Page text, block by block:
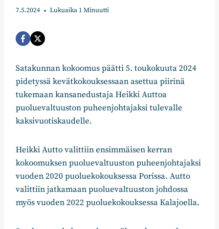
7.5.2024 Lukuaika 1 Minuutti
Satakunnan kokoomus päätti 5. toukokuuta 2024
pidetyssä kevätkokouksessaan asettua piirinä
tukemaan kansanedustaja Heikki Auttoa
puoluevaltuuston puheenjohtajaksi tulevalle
kaksivuotiskaudelle.
Heikki Autto valittiin ensimmäisen kerran
kokoomuksen puoluevaltuuston puheenjohtajaksi
vuoden 2020 puoluekokouksessa Porissa. Autto
valittiin jatkamaan puoluevaltuuston johdossa
myös vuoden 2022 puoluekokouksessa Kalajoella.